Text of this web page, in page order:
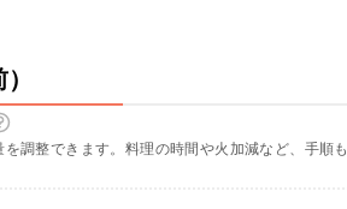
）
を調整できます。料理の時間や火加減など、手順